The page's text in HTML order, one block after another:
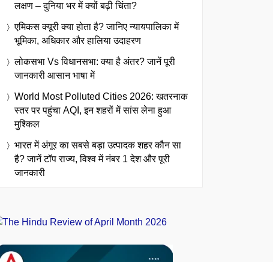
लक्षण – दुनिया भर में क्यों बढ़ी चिंता?
एमिकस क्यूरी क्या होता है? जानिए न्यायपालिका में
भूमिका, अधिकार और हालिया उदाहरण
लोकसभा Vs विधानसभा: क्या है अंतर? जानें पूरी
जानकारी आसान भाषा में
World Most Polluted Cities 2026: खतरनाक
स्तर पर पहुंचा AQI, इन शहरों में सांस लेना हुआ
मुश्किल
भारत में अंगूर का सबसे बड़ा उत्पादक शहर कौन सा
है? जानें टॉप राज्य, विश्व में नंबर 1 देश और पूरी
जानकारी